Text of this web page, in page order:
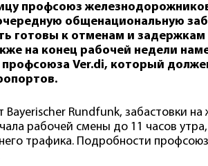
профсоюз
общенациональную
готовы к отменам и
на конец рабочей недели
профсоюза Ver.di, который
Bayerischer Rundfunk, забастовки
рабочей смены до 11 часов
трафика. Подробности